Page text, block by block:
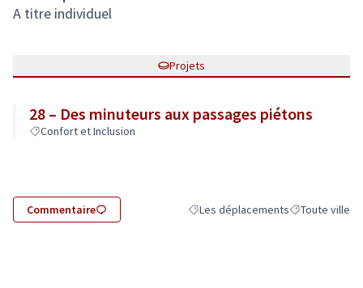
A titre individuel
Projets
28 – Des minuteurs aux passages piétons
Confort et Inclusion
Commentaire Filtrer les résultats de la catégorie
Les déplacementsFiltrer les
Toute ville